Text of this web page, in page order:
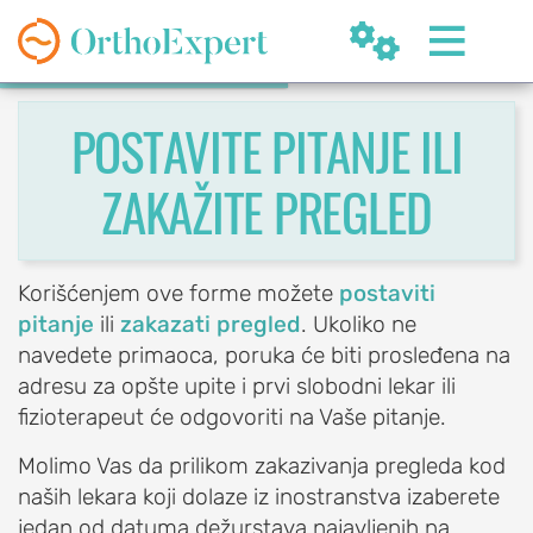
 
OrthoExpert
Beograd
office@orthoexpert.rs
Svetog Save 32/8,
Beograd, Srbija
POSTAVITE PITANJE ILI
ZAKAŽITE PREGLED
Korišćenjem ove forme možete postaviti
pitanje ili zakazati pregled. Ukoliko ne
navedete primaoca, poruka će biti prosleđena na
adresu za opšte upite i prvi slobodni lekar ili
fizioterapeut će odgovoriti na Vaše pitanje.
Molimo Vas da prilikom zakazivanja pregleda kod
naših lekara koji dolaze iz inostranstva izaberete